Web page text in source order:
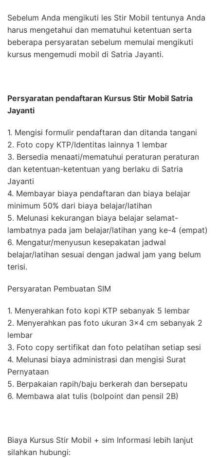
Sebelum Anda mengikuti les Stir Mobil tentunya Anda
harus mengetahui dan mematuhui ketentuan serta
beberapa persyaratan sebelum memulai mengikuti
kursus mengemudi mobil di Satria Jayanti.
Persyaratan pendaftaran Kursus Stir Mobil Satria
Jayanti
1. Mengisi formulir pendaftaran dan ditanda tangani
2. Foto copy KTP/Identitas lainnya 1 lembar
3. Bersedia menaati/mematuhui peraturan peraturan
dan ketentuan-ketentuan yang berlaku di Satria
Jayanti
4. Membayar biaya pendaftaran dan biaya belajar
minimum 50% dari biaya belajar/latihan
5. Melunasi kekurangan biaya belajar selamat-
lambatnya pada jam belajar/latihan yang ke-4 (empat)
6. Mengatur/menyusun kesepakatan jadwal
belajar/latihan sesuai dengan jadwal jam yang belum
terisi.
Persyaratan Pembuatan SIM
1. Menyerahkan foto kopi KTP sebanyak 5 lembar
2. Menyerahkan pas foto ukuran 3×4 cm sebanyak 2
lembar
3. Foto copy sertifikat dan foto pelatihan setiap sesi
4. Melunasi biaya administrasi dan mengisi Surat
Pernyataan
5. Berpakaian rapih/baju berkerah dan bersepatu
6. Membawa alat tulis (bolpoint dan pensil 2B)
Biaya Kursus Stir Mobil + sim Informasi lebih lanjut
silahkan hubungi: